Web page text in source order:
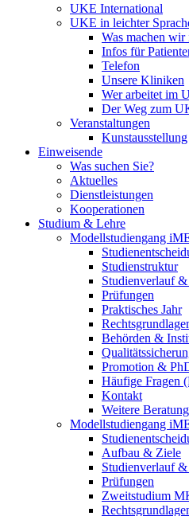
UKE International
UKE in leichter
Was machen
Infos für
Telefon
Unsere Kliniken
Wer arbeitet im
Der Weg zum
Veranstaltungen
Kunstausstellung
Einweisende
Was suchen Sie?
Aktuelles
Dienstleistungen
Kooperationen
Studium & Lehre
Modellstudiengang
Studienstruktur
Studienverlauf
Prüfungen
Praktisches Jahr
Behörden &
Promotion &
Häufige Fragen
Kontakt
Weitere
Modellstudiengang
Aufbau & Ziele
Studienverlauf
Prüfungen
Zweitstudium